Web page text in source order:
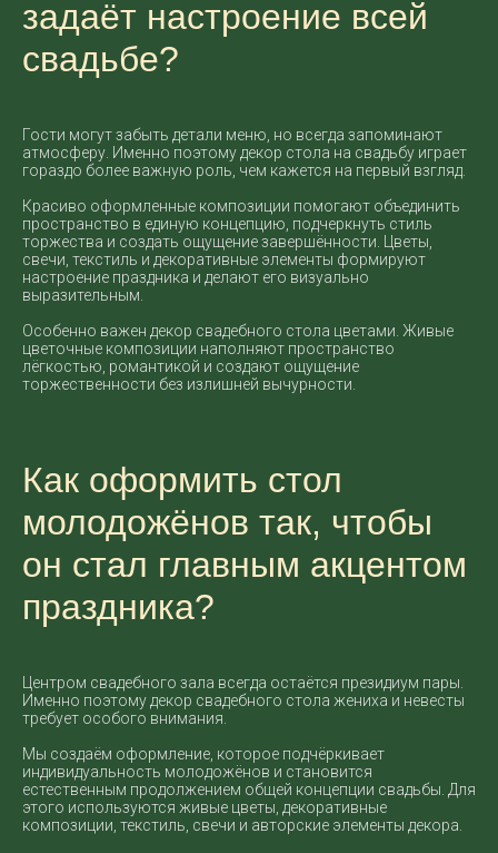
задаёт настроение всей
свадьбе?
Гости могут забыть детали меню, но всегда запоминают
атмосферу. Именно поэтому декор стола на свадьбу играет
гораздо более важную роль, чем кажется на первый взгляд.
Красиво оформленные композиции помогают объединить
пространство в единую концепцию, подчеркнуть стиль
торжества и создать ощущение завершённости. Цветы,
свечи, текстиль и декоративные элементы формируют
настроение праздника и делают его визуально
выразительным.
Особенно важен декор свадебного стола цветами. Живые
цветочные композиции наполняют пространство
лёгкостью, романтикой и создают ощущение
торжественности без излишней вычурности.
Как оформить стол
молодожёнов так, чтобы
он стал главным акцентом
праздника?
Центром свадебного зала всегда остаётся президиум пары.
Именно поэтому декор свадебного стола жениха и невесты
требует особого внимания.
Мы создаём оформление, которое подчёркивает
индивидуальность молодожёнов и становится
естественным продолжением общей концепции свадьбы. Для
этого используются живые цветы, декоративные
композиции, текстиль, свечи и авторские элементы декора.